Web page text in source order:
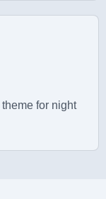
for night